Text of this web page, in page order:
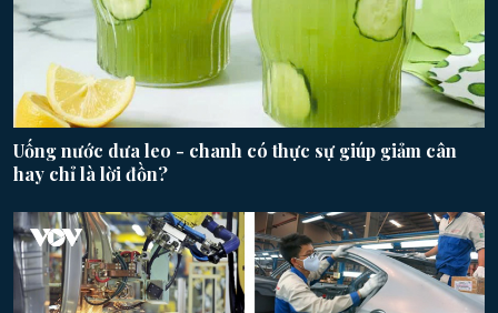
Uống nước dưa leo - chanh có thực sự giúp giảm cân
hay chỉ là lời đồn?